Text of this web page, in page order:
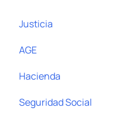
Justicia
AGE
Hacienda
Seguridad Social